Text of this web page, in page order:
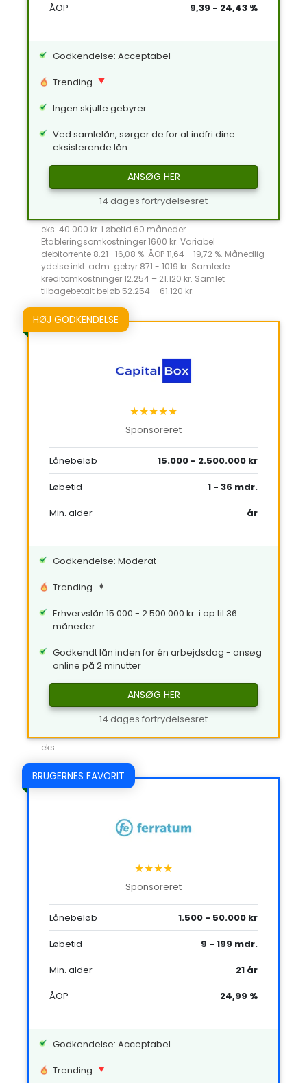
ÅOP
9,39 - 24,43 %
Godkendelse: Acceptabel
Trending
Ingen skjulte gebyrer
Ved samlelån, sørger de for at indfri dine
eksisterende lån
ANSØG HER
14 dages fortrydelsesret
eks: 40.000 kr. Løbetid 60 måneder.
Etableringsomkostninger 1600 kr. Variabel
debitorrente 8.21- 16,08 %. ÅOP 11,64 - 19,72 %. Månedlig
ydelse inkl. adm. gebyr 871 - 1019 kr. Samlede
kreditomkostninger 12.254 – 21.120 kr. Samlet
tilbagebetalt beløb 52.254 – 61.120 kr.
HØJ GODKENDELSE
★★★★★
Sponsoreret
Lånebeløb
15.000 - 2.500.000 kr
Løbetid
1 - 36 mdr.
Min. alder
år
Godkendelse: Moderat
Trending
Erhvervslån 15.000 - 2.500.000 kr. i op til 36
måneder
Godkendt lån inden for én arbejdsdag - ansøg
online på 2 minutter
ANSØG HER
14 dages fortrydelsesret
eks:
BRUGERNES FAVORIT
★★★★
Sponsoreret
Lånebeløb
1.500 - 50.000 kr
Løbetid
9 - 199 mdr.
Min. alder
21 år
ÅOP
24,99 %
Godkendelse: Acceptabel
Trending